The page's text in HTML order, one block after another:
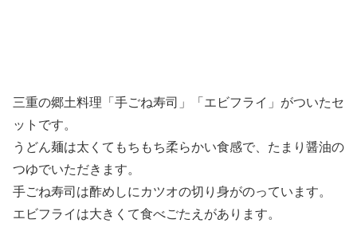
三重の郷土料理「手ごね寿司」「エビフライ」がついたセ
ットです。
うどん麺は太くてもちもち柔らかい食感で、たまり醤油の
つゆでいただきます。
手ごね寿司は酢めしにカツオの切り身がのっています。
エビフライは大きくて食べごたえがあります。